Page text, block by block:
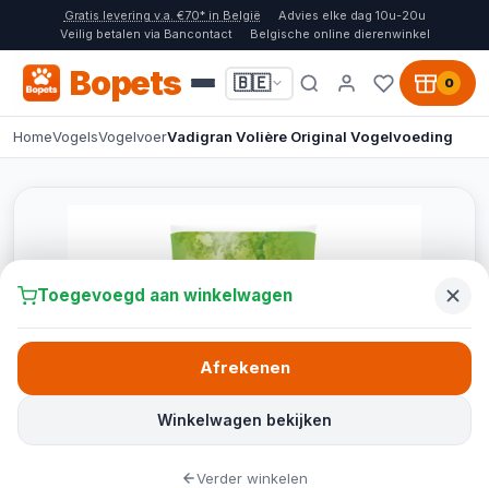
Gratis levering v.a. €70* in België
Advies elke dag 10u-20u
Veilig betalen via Bancontact
Belgische online dierenwinkel
Bopets 🇧🇪 0
HomeVogelsVogelvoerVadigran Volière Original Vogelvoeding
Toegevoegd aan winkelwagen
Winkelwagen bekijken
Afrekenen
Verder winkelen